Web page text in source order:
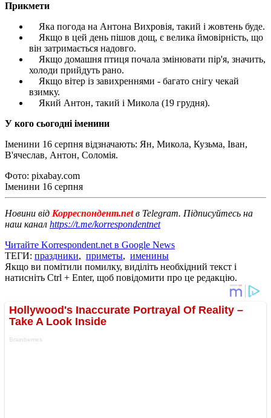
Прикмети
Яка погода на Антона Вихровія, такий і жовтень буде.
Якщо в цей день пішов дощ, є велика ймовірність, що
він затримається надовго.
Якщо домашня птиця почала змінювати пір'я, значить,
холоди прийдуть рано.
Якщо вітер із завихреннями - багато снігу чекай
взимку.
Який Антон, такий і Микола (19 грудня).
У кого сьогодні іменини
Іменини 16 серпня відзначають: Ян, Микола, Кузьма, Іван,
В'ячеслав, Антон, Соломія.
Фото: pixabay.com
Іменини 16 серпня
Новини від Корреспондент.netв Telegram. Підписуйтесь на
наш канал https://t.me/korrespondentnet
Читайте Korrespondent.net в Google News
ТЕГИ: праздники, приметы, именины
Якщо ви помітили помилку, виділіть необхідний текст і
натисніть Ctrl + Enter, щоб повідомити про це редакцію.